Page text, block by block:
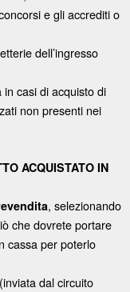
e gli accrediti o
dell’ingresso
in casi di acquisto di
non presenti nei
ACQUISTATO IN
, selezionando
che dovrete portare
cassa per poterlo
dal circuito